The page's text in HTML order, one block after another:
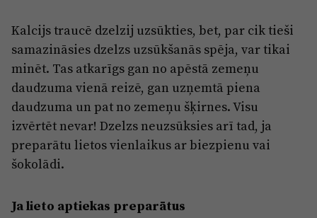
Kalcijs traucē dzelzij uzsūkties, bet, par cik tieši
samazināsies dzelzs uzsūkšanās spēja, var tikai
minēt. Tas atkarīgs gan no apēstā zemeņu
daudzuma vienā reizē, gan uzņemtā piena
daudzuma un pat no zemeņu šķirnes. Visu
izvērtēt nevar! Dzelzs neuzsūksies arī tad, ja
preparātu lietos vienlaikus ar biezpienu vai
šokolādi.
Ja lieto aptiekas preparātus